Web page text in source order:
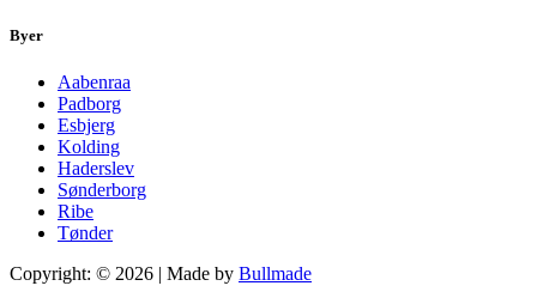
Byer
Aabenraa
Padborg
Esbjerg
Kolding
Haderslev
Sønderborg
Ribe
Tønder
Copyright: © 2026 | Made by Bullmade